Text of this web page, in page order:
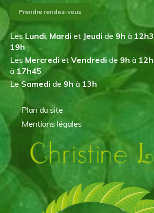
Prendre rendez-vous
LesLundi, Mardi et Jeudi de 9h à
19h
Les Mercrediet Vendredi de 9h à
à17h45
LeSamedi de 9h à 13h
Plan du site
Mentions légales